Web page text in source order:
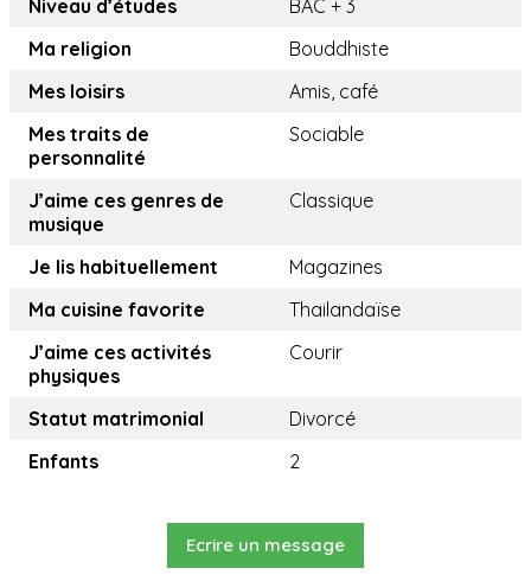
Niveau d’études
BAC + 3
Ma religion
Bouddhiste
Mes loisirs
Amis, café
Mes traits de
personnalité
Sociable
J’aime ces genres de
musique
Classique
Je lis habituellement
Magazines
Ma cuisine favorite
Thailandaïse
J’aime ces activités
physiques
Courir
Statut matrimonial
Divorcé
Enfants
2
Ecrire un message